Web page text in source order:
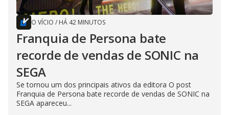
O VÍCIO / HÁ 42 MINUTOS
Franquia de Persona bate
recorde de vendas de SONIC na
SEGA
Se tornou um dos principais ativos da editora O post
Franquia de Persona bate recorde de vendas de SONIC na
SEGA apareceu...